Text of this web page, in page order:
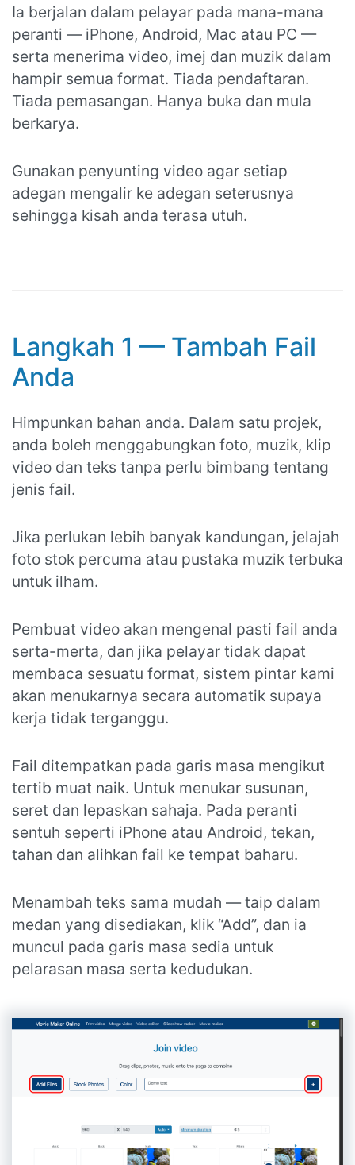
Ia berjalan dalam pelayar pada mana-mana
peranti — iPhone, Android, Mac atau PC —
serta menerima video, imej dan muzik dalam
hampir semua format. Tiada pendaftaran.
Tiada pemasangan. Hanya buka dan mula
berkarya.
Gunakan penyunting video agar setiap
adegan mengalir ke adegan seterusnya
sehingga kisah anda terasa utuh.
Langkah 1 — Tambah Fail
Anda
Himpunkan bahan anda. Dalam satu projek,
anda boleh menggabungkan foto, muzik, klip
video dan teks tanpa perlu bimbang tentang
jenis fail.
Jika perlukan lebih banyak kandungan, jelajah
foto stok percuma atau pustaka muzik terbuka
untuk ilham.
Pembuat video akan mengenal pasti fail anda
serta-merta, dan jika pelayar tidak dapat
membaca sesuatu format, sistem pintar kami
akan menukarnya secara automatik supaya
kerja tidak terganggu.
Fail ditempatkan pada garis masa mengikut
tertib muat naik. Untuk menukar susunan,
seret dan lepaskan sahaja. Pada peranti
sentuh seperti iPhone atau Android, tekan,
tahan dan alihkan fail ke tempat baharu.
Menambah teks sama mudah — taip dalam
medan yang disediakan, klik “Add”, dan ia
muncul pada garis masa sedia untuk
pelarasan masa serta kedudukan.